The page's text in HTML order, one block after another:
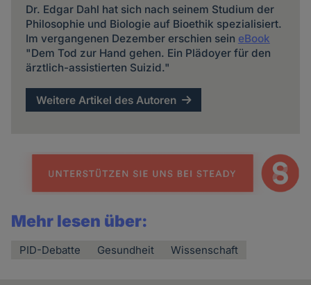
Dr. Edgar Dahl hat sich nach seinem Studium der
Philosophie und Biologie auf Bioethik spezialisiert.
Im vergangenen Dezember erschien sein eBook
"Dem Tod zur Hand gehen. Ein Plädoyer für den
ärztlich-assistierten Suizid."
Weitere Artikel des Autoren
Mehr lesen über:
PID-Debatte Gesundheit Wissenschaft